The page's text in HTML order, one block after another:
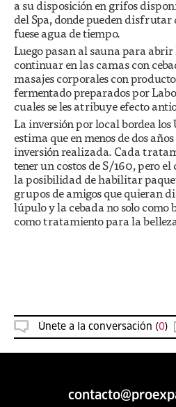
a su disposición en grifos
del Spa, donde pueden disfrutar
fuese agua de tiempo.
Luego pasan al sauna para abrir
continuar en las camas con
masajes corporales con
fermentado preparados por
cuales se les atribuye efecto
La inversión por local bordea los
estima que en menos de dos
inversión realizada. Cada
tener un costos de S/160, pero
la posibilidad de habilitar
grupos de amigos que quieran
lúpulo y la cebada no solo como
como tratamiento para la
Únete a la conversación (0)